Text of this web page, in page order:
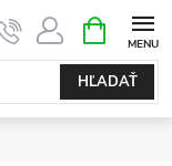
HĽADAŤ
KOŠÍK